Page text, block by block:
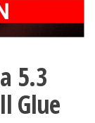
5.3
Glue